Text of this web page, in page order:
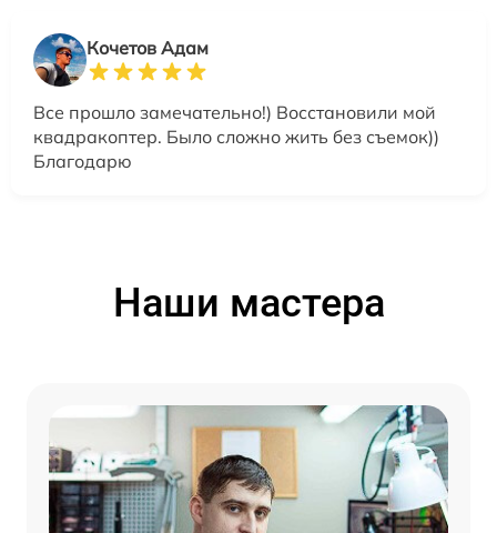
Кочетов Адам
Все прошло замечательно!) Восстановили мой
квадракоптер. Было сложно жить без съемок))
Благодарю
Наши мастера